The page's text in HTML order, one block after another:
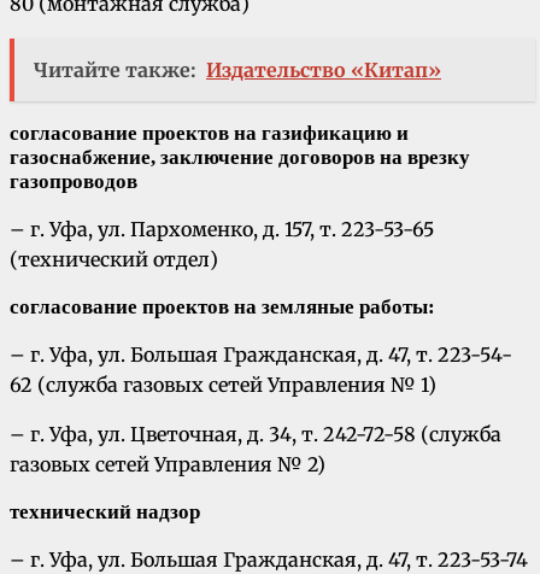
Читайте также: Издательство «Китап»
согласование проектов на газификацию и
газоснабжение, заключение договоров на врезку
газопроводов
– г. Уфа, ул. Пархоменко, д. 157, т. 223-53-65
(технический отдел)
согласование проектов на земляные работы:
– г. Уфа, ул. Большая Гражданская, д. 47, т. 223-54-
62 (служба газовых сетей Управления № 1)
– г. Уфа, ул. Цветочная, д. 34, т. 242-72-58 (служба
газовых сетей Управления № 2)
технический надзор
– г. Уфа, ул. Большая Гражданская, д. 47, т. 223-53-74